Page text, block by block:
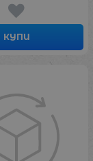
КУПИ